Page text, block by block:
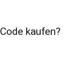
kaufen?